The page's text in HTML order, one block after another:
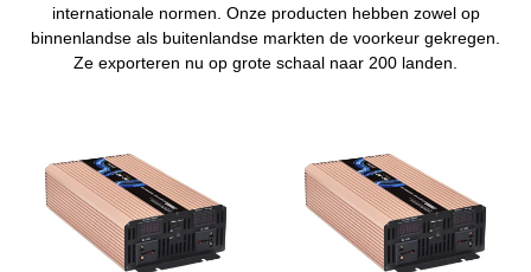
internationale normen. Onze producten hebben zowel op
binnenlandse als buitenlandse markten de voorkeur gekregen.
Ze exporteren nu op grote schaal naar 200 landen.